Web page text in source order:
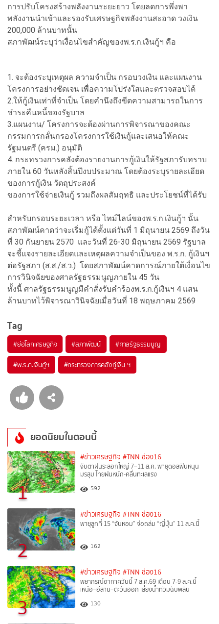
การปรับโครงสร้างพลังงานระยะยาว โดยลดการพึ่งพา
พลังงานนำเข้าและรองรับเศรษฐกิจพลังงานสะอาด วงเงิน
200,000 ล้านบาทนั้น
สภาพัฒน์ระบุว่าเงื่อนไขสำคัญของพ.ร.ก.เงินกู้ฯ คือ
1. จะต้องระบุเหตุผล ความจำเป็น กรอบวงเงิน และแผนงาน
โครงการอย่างชัดเจน เพื่อความโปร่งใสและตรวจสอบได้
2.ให้กู้เงินเท่าที่จำเป็น โดยคำนึงถึงขีดความสามารถในการ
ชำระคืนหนี้ของรัฐบาล
3.แผนงาน/ โครงการจะต้องผ่านการพิจารณาของคณะ
กรรมการกลั่นกรองโครงการใช้เงินกู้และเสนอให้คณะ
รัฐมนตรี (ครม.) อนุมัติ
4. กระทรวงการคลังต้องรายงานการกู้เงินให้รัฐสภารับทราบ
ภายใน 60 วันหลังสิ้นปีงบประมาณ โดยต้องระบุรายละเอียด
ของการกู้เงิน วัตถุประสงค์
ของการใช้จ่ายเงินกู้ รวมถึงผลสัมฤทธิ และประโยชน์ที่ได้รับ
สำหรับกรอบระยะเวลา หรือ ไทม์ไลน์ของพ.ร.ก.เงินกู้ฯ นั้น
สภาพัฒน์คาดว่าจะเริ่มกู้ได้ตั้งแต่วันที่ 1 มิถุนายน 2569 ถึงวัน
ที่ 30 กันยายน 2570 และวันที่ 26-30 มิถุนายน 2569 รัฐบาล
จะชี้แจงรายละเอียดและเหตุผลความจำเป็นของ พ.ร.ก. กู้เงินฯ
ต่อรัฐสภา (ส.ส./ส.ว.) โดยสภาพัฒน์คาดการณ์ภายใต้เงื่อนไข
การวินิจฉัยของศาลรัฐธรรมนูญภายใน 45 วัน
ทั้งนี้ ศาลรัฐธรรมนูญมีคำสั่งรับคำร้องพ.ร.ก.กู้เงินฯ 4 แสน
ล้านบาทไว้พิจารณาวินิจฉัยเมื่อวันที่ 18 พฤษภาคม 2569
Tag
#ย่อโลกเศรษฐกิจ #สภาพัฒน์ #ศาลรัฐธรรมนูญ
#พ.ร.ก.เงินกู้ฯ #กระทรวงการคลังกู้เงิน ฯ
ยอดนิยมในตอนนี้
1
#ข่าวเศรษฐกิจ #TNN ช่อง16
จับตาฝนระลอกใหญ่ 7–11 ส.ค. พายุดอลฟินหนุน
มรสุม ไทยฝนหนัก-คลื่นทะเลแรง
592
2
#ข่าวเศรษฐกิจ #TNN ช่อง16
พายุลูกที่ 15 “จันหอม” จ่อถล่ม “ญี่ปุ่น” 11 ส.ค.นี้
162
3
#ข่าวเศรษฐกิจ #TNN ช่อง16
พยากรณ์อากาศวันนี้ 7 ส.ค.69 เตือน 7-9 ส.ค.นี้
เหนือ–อีสาน–ตะวันออก เสี่ยงน้ำท่วมฉับพลัน
130